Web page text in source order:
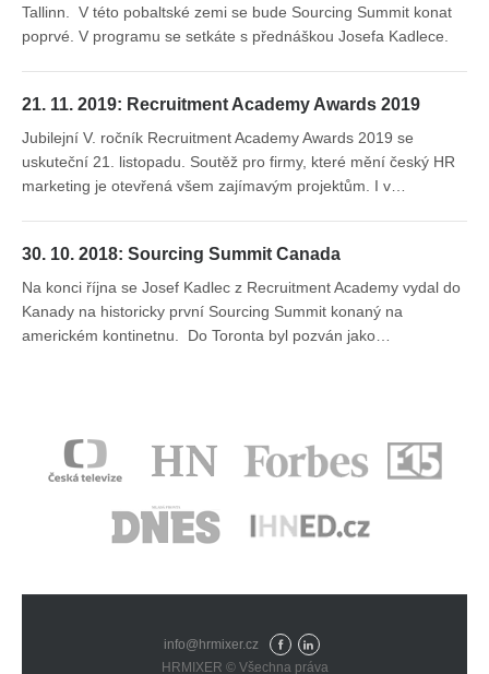
Tallinn. V této pobaltské zemi se bude Sourcing Summit konat
poprvé. V programu se setkáte s přednáškou Josefa Kadlece.
21. 11. 2019: Recruitment Academy Awards 2019
Jubilejní V. ročník Recruitment Academy Awards 2019 se
uskuteční 21. listopadu. Soutěž pro firmy, které mění český HR
marketing je otevřená všem zajímavým projektům. I v…
30. 10. 2018: Sourcing Summit Canada
Na konci října se Josef Kadlec z Recruitment Academy vydal do
Kanady na historicky první Sourcing Summit konaný na
americkém kontinetnu. Do Toronta byl pozván jako…
info@hrmixer.cz
Fac Lin
HRMIXER © Všechna práva